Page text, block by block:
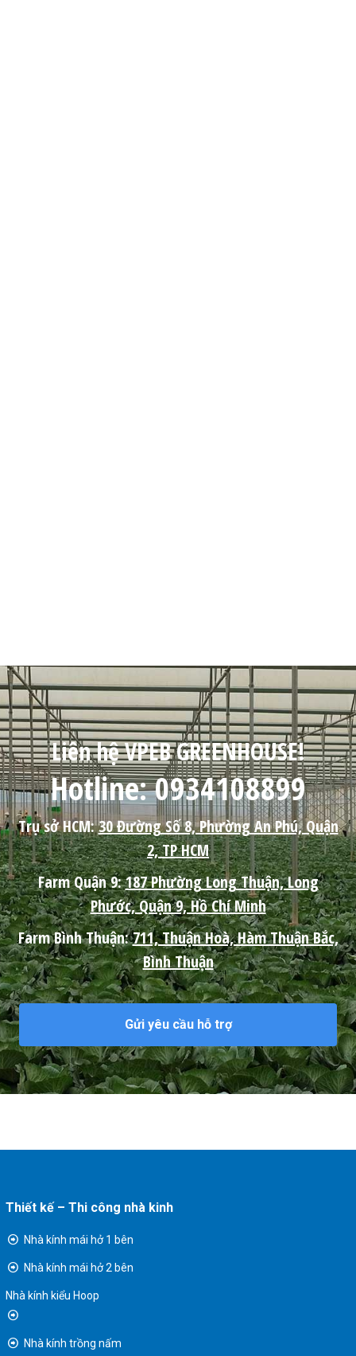
Liên hệ VPEB GREENHOUSE!
Hotline: 0934108899
Trụ sở HCM:30 Đường Số 8, Phường An Phú, Quận
2, TP HCM
Farm Quận 9:187 Phường Long Thuận, Long
Phước, Quận 9, Hồ Chí Minh
Farm Bình Thuận:711, Thuận Hoà, Hàm Thuận Bắc,
Bình Thuận
Gửi yêu cầu hỗ trợ
Thiết kế – Thi công nhà kinh
Nhà kính mái hở 1 bên
Nhà kính mái hở 2 bên
Nhà kính kiểu Hoop
Nhà kính trồng nấm